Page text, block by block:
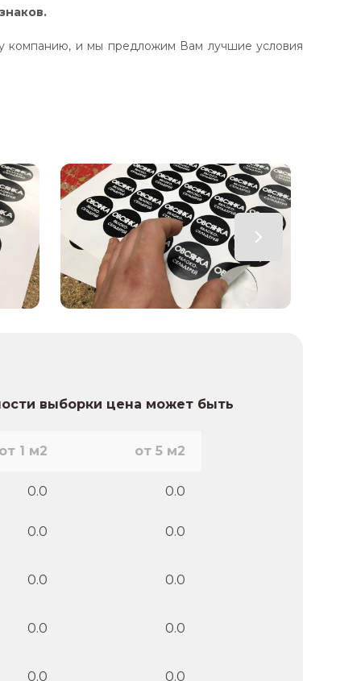
компанию, и мы предложим Вам лучшие условия
выборки цена может быть
от 1 м2 от 5 м2
0.0 0.0
0.0 0.0
0.0 0.0
0.0 0.0
0.0 0.0